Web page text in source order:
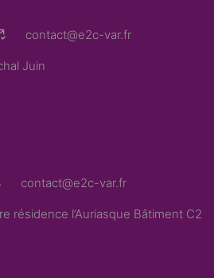
contact@e2c-var.fr
Juin
contact@e2c-var.fr
résidence l’Auriasque Bâtiment C2